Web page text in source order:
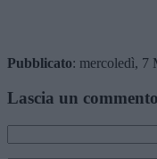
Pubblicato: mercoledì, 7
Lascia un commento